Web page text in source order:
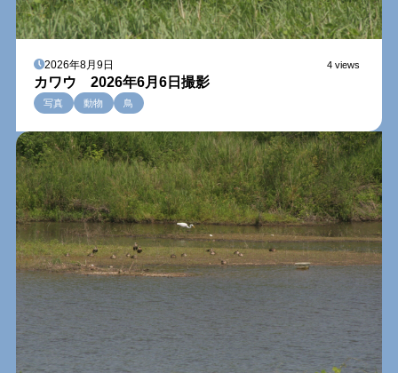
2026年8月9日 4 views
カワウ 2026年6月6日撮影
写真 動物 鳥